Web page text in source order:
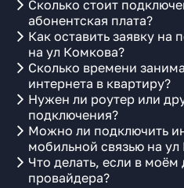
Сколько стоит
абонентская плата?
Как оставить заявку на
на ул Комкова?
Сколько времени
интернета в квартиру?
Нужен ли роутер или
подключения?
Можно ли подключить
мобильной связью на
Что делать, если в
провайдера?